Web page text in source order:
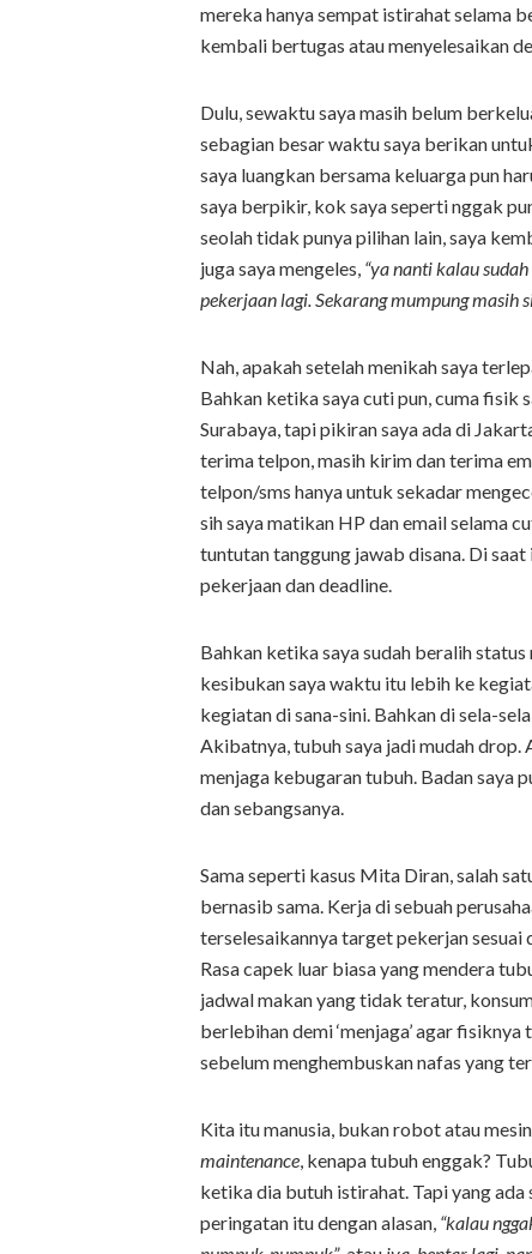
mereka hanya sempat istirahat selama
kembali bertugas atau menyelesaikan
Dulu, sewaktu saya masih belum
sebagian besar waktu saya berikan
saya luangkan bersama keluarga pun
saya berpikir, kok saya seperti nggak
seolah tidak punya pilihan lain, saya
juga saya mengeles, “ya nanti kalau
pekerjaan lagi. Sekarang mumpung masih
Nah, apakah setelah menikah saya
Bahkan ketika saya cuti pun, cuma fisik
Surabaya, tapi pikiran saya ada di
terima telpon, masih kirim dan terima
telpon/sms hanya untuk sekadar
sih saya matikan HP dan email selama
tuntutan tanggung jawab disana. Di
pekerjaan dan deadline.
Bahkan ketika saya sudah beralih
kesibukan saya waktu itu lebih ke
kegiatan di sana-sini. Bahkan di sela-
Akibatnya, tubuh saya jadi mudah drop.
menjaga kebugaran tubuh. Badan saya
dan sebangsanya.
Sama seperti kasus Mita Diran, salah
bernasib sama. Kerja di sebuah
terselesaikannya target pekerjan
Rasa capek luar biasa yang mendera
jadwal makan yang tidak teratur,
berlebihan demi ‘menjaga’ agar
sebelum menghembuskan nafas yang
Kita itu manusia, bukan robot atau
maintenance, kenapa tubuh enggak?
ketika dia butuh istirahat. Tapi yang
peringatan itu dengan alasan, “kalau